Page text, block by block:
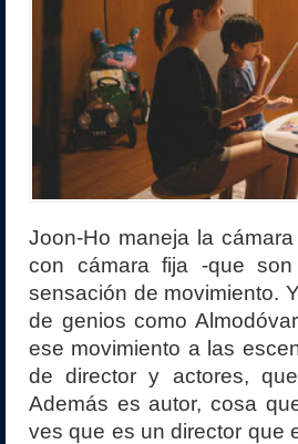
Joon-Ho maneja la
con cámara fija -que
sensación de movimiento.
de genios como
ese movimiento a las
de director y actores,
Además es autor, cosa
ves que es un director que